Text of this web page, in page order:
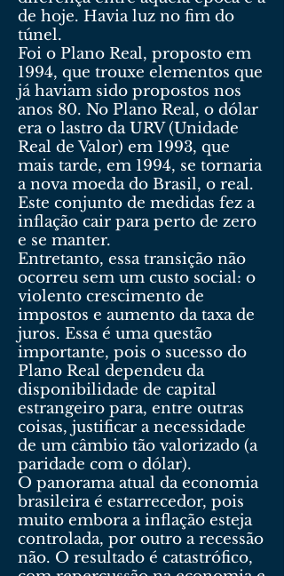
de hoje. Havia luz no fim do
túnel.
Foi o Plano Real, proposto em
1994, que trouxe elementos que
já haviam sido propostos nos
anos 80. No Plano Real, o dólar
era o lastro da URV (Unidade
Real de Valor) em 1993, que
mais tarde, em 1994, se tornaria
a nova moeda do Brasil, o real.
Este conjunto de medidas fez a
inflação cair para perto de zero
e se manter.
Entretanto, essa transição não
ocorreu sem um custo social: o
violento crescimento de
impostos e aumento da taxa de
juros. Essa é uma questão
importante, pois o sucesso do
Plano Real dependeu da
disponibilidade de capital
estrangeiro para, entre outras
coisas, justificar a necessidade
de um câmbio tão valorizado (a
paridade com o dólar).
O panorama atual da economia
brasileira é estarrecedor, pois
muito embora a inflação esteja
controlada, por outro a recessão
não. O resultado é catastrófico,